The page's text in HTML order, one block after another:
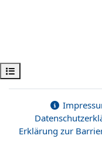
Kurs dizinini aç
Erklärung zur